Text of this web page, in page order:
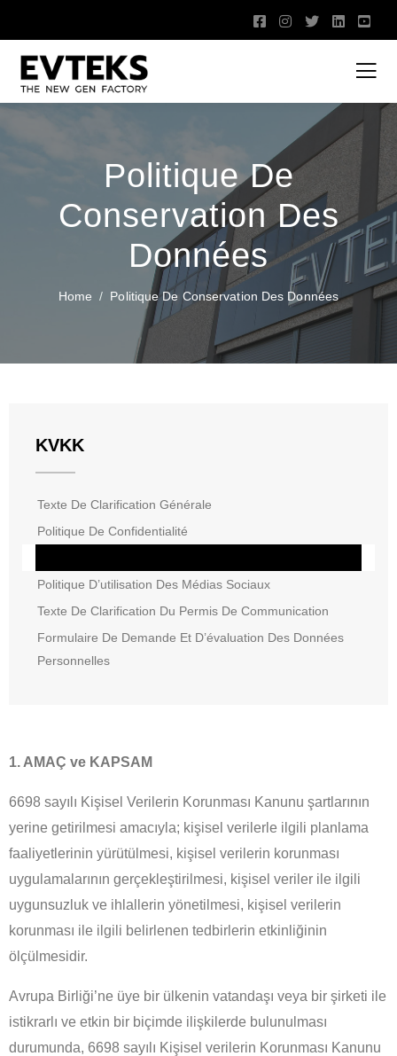
Politique De
Conservation Des
Données
Home Politique De Conservation Des Données
KVKK
Texte De Clarification Générale
Politique De Confidentialité
Politique D’utilisation Des Médias Sociaux
Texte De Clarification Du Permis De Communication
Formulaire De Demande Et D’évaluation Des Données
Personnelles
1. AMAÇ ve KAPSAM
6698 sayılı Kişisel Verilerin Korunması Kanunu şartlarının
yerine getirilmesi amacıyla; kişisel verilerle ilgili planlama
faaliyetlerinin yürütülmesi, kişisel verilerin korunması
uygulamalarının gerçekleştirilmesi, kişisel veriler ile ilgili
uygunsuzluk ve ihlallerin yönetilmesi, kişisel verilerin
korunması ile ilgili belirlenen tedbirlerin etkinliğinin
ölçülmesidir.
Avrupa Birliği’ne üye bir ülkenin vatandaşı veya bir şirketi ile
istikrarlı ve etkin bir biçimde ilişkilerde bulunulması
durumunda, 6698 sayılı Kişisel verilerin Korunması Kanunu